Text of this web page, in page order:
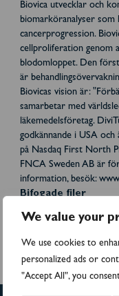
We value your
We use cookies to
personalized ads or
"Accept All", you
Biovica utvecklar och
biomarköranalyser
cancerprogression.
cellproliferation genom
blodomloppet. Den
är
Biovicas vision är:
samarbetar med
läkemedelsföretag.
godkännande i USA
på Nasdaq First North
FNCA Sweden AB är
information, besök:
Bifogade filer